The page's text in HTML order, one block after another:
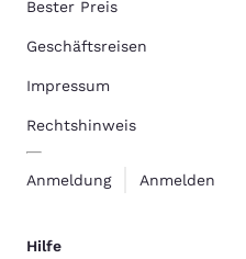
Bester Preis
Geschäftsreisen
Impressum
Rechtshinweis
Anmeldung Anmelden
Hilfe